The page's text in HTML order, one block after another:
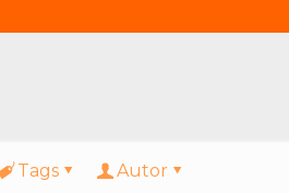
Tags Autor